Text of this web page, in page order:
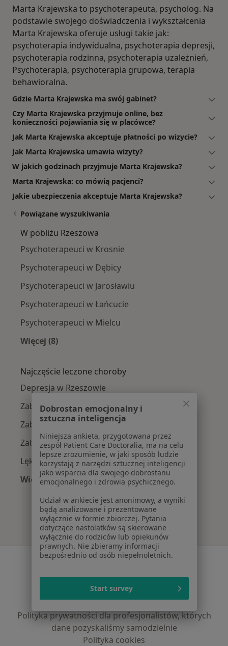
Marta Krajewska to psychoterapeuta, psycholog. Na
podstawie swojego doświadczenia i wykształcenia
Marta Krajewska oferuje usługi takie jak:
psychoterapia indywidualna, psychoterapia depresji,
psychoterapia rodzinna, psychoterapia uzależnień,
Psychoterapia, psychoterapia grupowa, terapia
behawioralna.
Gdzie Marta Krajewska ma swój gabinet?
Czy Marta Krajewska przyjmuje online, bez
konieczności pojawiania się w placówce?
Jak Marta Krajewska akceptuje płatności po wizycie?
Jak Marta Krajewska umawia wizyty?
W jakich godzinach przyjmuje Marta Krajewska?
Marta Krajewska: co mówią pacjenci?
Jakie ubezpieczenia akceptuje Marta Krajewska?
Powiązane wyszukiwania
W pobliżu Rzeszowa
Psychoterapeuci w Krosnie
Psychoterapeuci w Dębicy
Psychoterapeuci w Jarosławiu
Psychoterapeuci w Łańcucie
Psychoterapeuci w Mielcu
Więcej (8)
Najczęście leczone choroby
Depresja w Rzeszowie
Zaburzenia lękowe w Rzeszowie
Zaburzenia nastroju w Rzeszowie
Zaburzenia emocjonalne w Rzeszowie
Lęki w Rzeszowie
Więcej (15)
Serwis
Regulamin
Polityka prywatności pacjentów
Polityka prywatności profesjonalistów
Polityka prywatności dla profesjonalistów, których
dane pozyskaliśmy samodzielnie
Polityka cookies
Dobrostan emocjonalny i
sztuczna inteligencja
Niniejsza ankieta, przygotowana przez
zespół Patient Care Doctoralia, ma na celu
lepsze zrozumienie, w jaki sposób ludzie
korzystają z narzędzi sztucznej inteligencji
jako wsparcia dla swojego dobrostanu
emocjonalnego i zdrowia psychicznego.
Udział w ankiecie jest anonimowy, a wyniki
będą analizowane i prezentowane
wyłącznie w formie zbiorczej. Pytania
dotyczące nastolatków są skierowane
wyłącznie do rodziców lub opiekunów
prawnych. Nie zbieramy informacji
bezpośrednio od osób niepełnoletnich.
Start survey